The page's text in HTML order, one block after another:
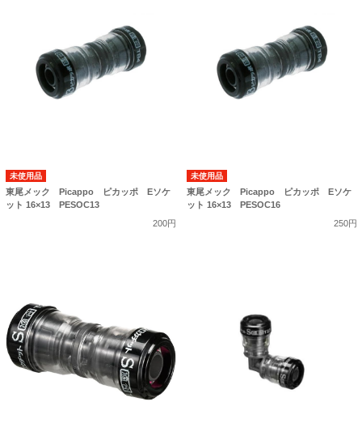
未使用品
東尾メック Picappo ピカッポ Eソケ
ット 16×13 PESOC13
200円
未使用品
東尾メック Picappo ピカッポ Eソケ
ット 16×13 PESOC16
250円